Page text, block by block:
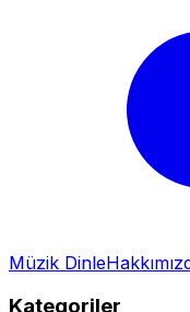
Müzik Dinle
Kategoriler